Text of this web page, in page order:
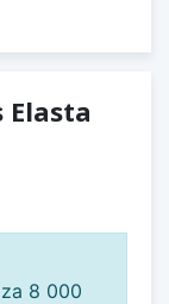
Elasta
8 000